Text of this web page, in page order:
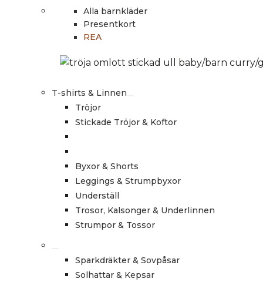
Alla barnkläder
Presentkort
REA
T-shirts & Linnen
Tröjor
Stickade Tröjor & Koftor
Byxor & Shorts
Leggings & Strumpbyxor
Underställ
Trosor, Kalsonger & Underlinnen
Strumpor & Tossor
Sparkdräkter & Sovpåsar
Solhattar & Kepsar